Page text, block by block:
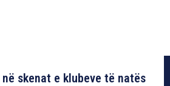
skenat e klubeve të natës